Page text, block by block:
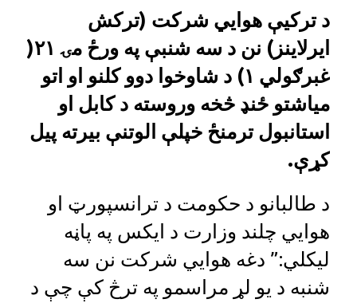
د ترکیې هوايي شرکت (ترکش
ایرلاینز)
نن د سه شنبې په ورځ مۍ ۲۱(
غبرګولي ۱) د شاوخوا دوو کلنو او اتو
میاشتو ځنډ څخه وروسته د کابل او
استانبول ترمنځ خپلې الوتنې بیرته پیل
کړې.
د طالبانو د حکومت د ترانسپورټ او
هوايي چلند وزارت د ایکس په پاڼه
لیکلي:” دغه هوايي شرکت نن سه
شنبه د يو لړ مراسمو په ترڅ کې چې د